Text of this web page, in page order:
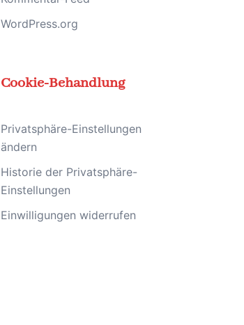
WordPress.org
Cookie-Behandlung
Privatsphäre-Einstellungen
ändern
Historie der Privatsphäre-
Einstellungen
Einwilligungen widerrufen